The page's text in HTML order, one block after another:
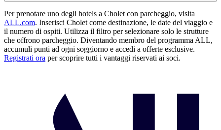
Per prenotare uno degli hotels a Cholet con parcheggio, visita
ALL.com. Inserisci Cholet come destinazione, le date del viaggio e
il numero di ospiti. Utilizza il filtro per selezionare solo le strutture
che offrono parcheggio. Diventando membro del programma ALL,
accumuli punti ad ogni soggiorno e accedi a offerte esclusive.
Registrati ora per scoprire tutti i vantaggi riservati ai soci.